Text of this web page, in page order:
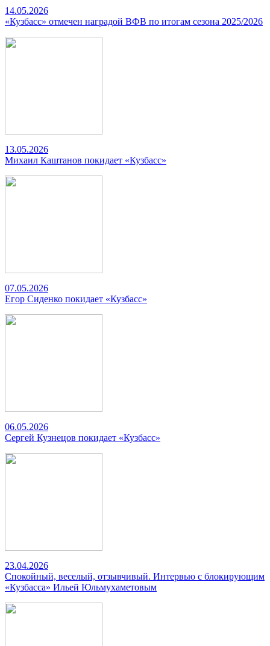
14.05.2026
«Кузбасс» отмечен наградой ВФВ по итогам сезона 2025/2026
13.05.2026
Михаил Каштанов покидает «Кузбасс»
07.05.2026
Егор Сиденко покидает «Кузбасс»
06.05.2026
Сергей Кузнецов покидает «Кузбасс»
23.04.2026
Спокойный, веселый, отзывчивый. Интервью с блокирующим
«Кузбасса» Ильей Юльмухаметовым